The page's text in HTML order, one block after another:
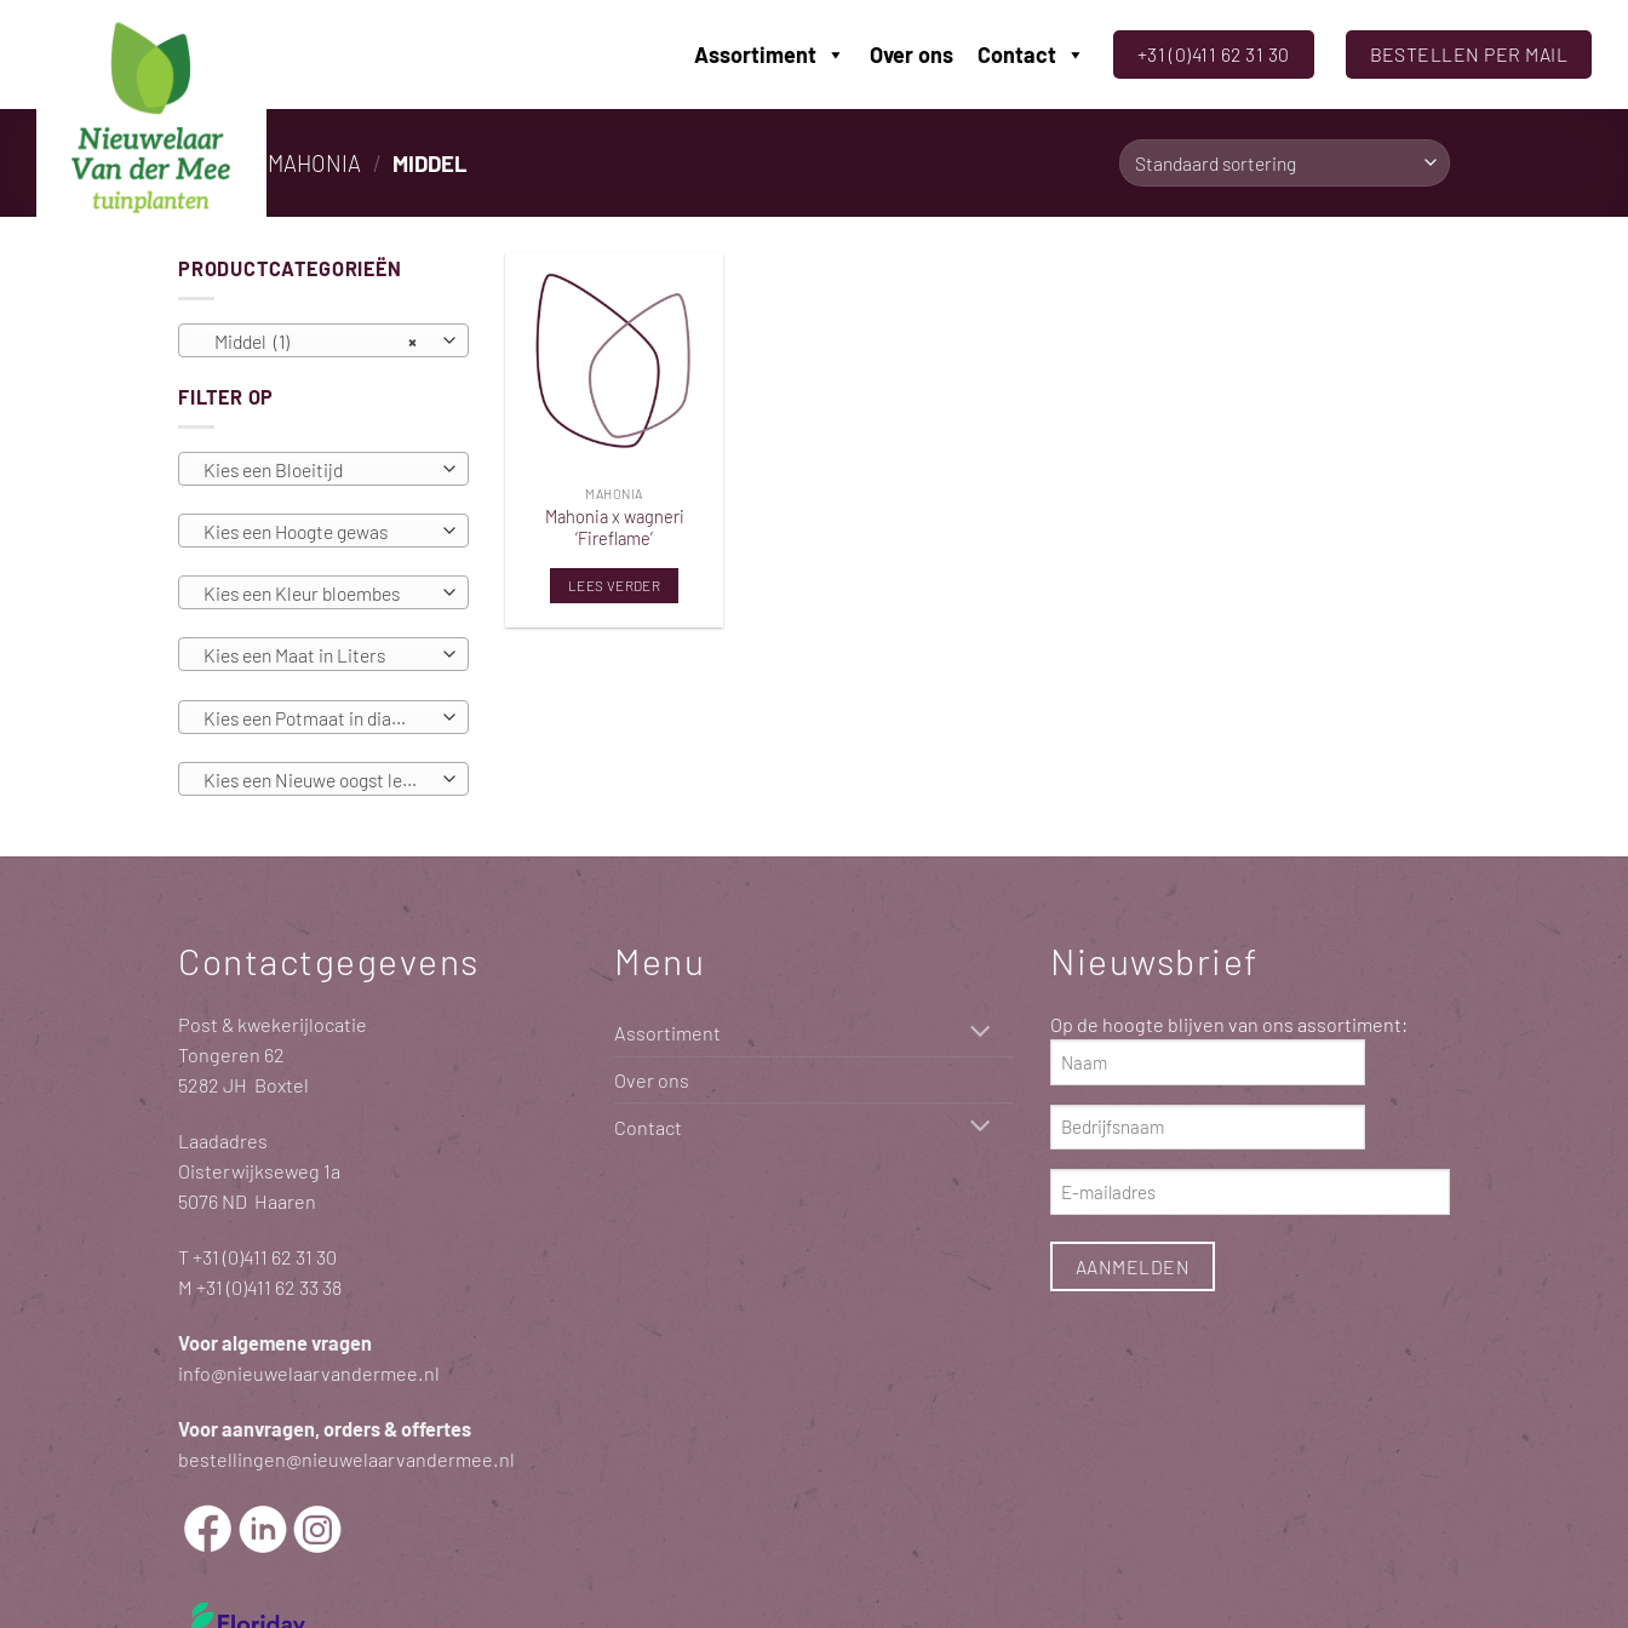
Assortiment Over ons Contact +31 (0)411 62 31 30 BESTELLEN PER MAIL
HOME MAHONIA / MIDDEL
PRODUCTCATEGORIEËN
×
Middel (1)
FILTER OP
Kies een Bloeitijd
Kies een Hoogte gewas
Kies een Kleur bloembes
Kies een Maat in Liters
Kies een Potmaat in diameters
Kies een Nieuwe oogst leverbaar vanaf
Toevoegen
verlanglijst
MAHONIA
Mahonia x wagneri
‘Fireflame’
LEES VERDER
Contactgegevens
Post & kwekerijlocatie
Tongeren 62
5282 JH Boxtel
Laadadres
Oisterwijkseweg 1a
5076 ND Haaren
T+31 (0)411 62 31 30
M +31 (0)411 62 33 38
Voor algemene vragen
info@nieuwelaarvandermee.nl
Voor aanvragen, orders & offertes
bestellingen@nieuwelaarvandermee.nl
Menu
Assortiment
Over ons
Contact
Nieuwsbrief
Op de hoogte blijven van ons assortiment:
Naam
(Vereist)
Bedrijfsnaam
(Vereist)
E-
mailadres
(Vereist)